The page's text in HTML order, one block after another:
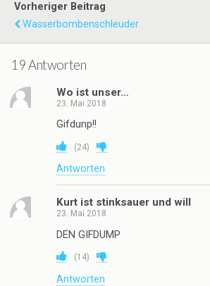
Vorheriger Beitrag
Wasserbombenschleuder
19 Antworten
Wo ist unser…
23. Mai 2018
Gifdunp!!
(24)
Antworten
Kurt ist stinksauer und will
23. Mai 2018
DEN GIFDUMP
(14)
Antworten